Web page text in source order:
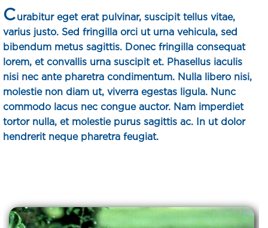
Curabitur eget erat pulvinar, suscipit tellus vitae,
varius justo. Sed fringilla orci ut urna vehicula, sed
bibendum metus sagittis. Donec fringilla consequat
lorem, et convallis urna suscipit et. Phasellus iaculis
nisi nec ante pharetra condimentum. Nulla libero nisi,
molestie non diam ut, viverra egestas ligula. Nunc
commodo lacus nec congue auctor. Nam imperdiet
tortor nulla, et molestie purus sagittis ac. In ut dolor
hendrerit neque pharetra feugiat.